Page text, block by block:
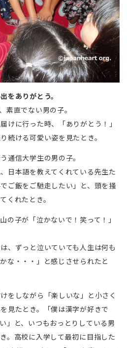
をありがとう。
素直でない男の子。
けに行った時、「ありがとう！」
続ける可愛い姿を見たとき。
通信大学生の男の子。
日本語を教えてくれている先生た
ご飯をご馳走したい」と、頭を掻
くれたとき。
の子が「泣かないで！笑って！」
、ずっと泣いていても人生は何も
な・・・」と感じさせられたと
をしながら「楽しいな」と小さく
見たとき。「僕は漢字が好きで
」と、いつもおっとりしている男
。高校に入学して最初に目指した